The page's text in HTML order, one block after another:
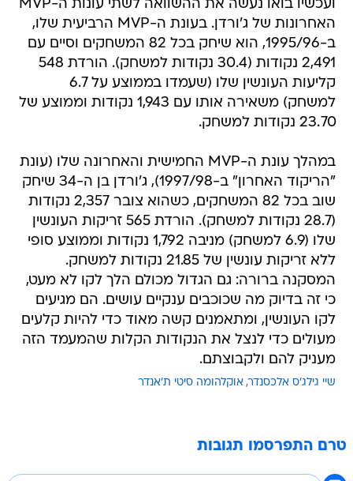
ועכשיו בואו נעשה את ההשוואה לשתי עונות ה-MVP
האחרונות של ג'ורדן. בעונת ה-MVP הרביעית שלו,
ב-1995/96, הוא שיחק בכל 82 המשחקים וסיים עם
2,491 נקודות (30.4 נקודות למשחק). הורדת 548
קליעות העונשין שלו (שעמדו בממוצע על 6.7
למשחק) משאירה אותו עם 1,943 נקודות וממוצע של
23.70 נקודות למשחק.
במהלך עונת ה-MVP החמישית והאחרונה שלו (עונת
"הריקוד האחרון" ב-1997/98), ג'ורדן בן ה-34 שיחק
שוב בכל 82 המשחקים, כשהוא צובר 2,357 נקודות
(28.7 נקודות למשחק). הורדת 565 זריקות העונשין
שלו (6.9 למשחק) מניבה 1,792 נקודות וממוצע סופי
ללא זריקות עונשין של 21.85 נקודות למשחק.
המסקנה ברורה: גם הגדול מכולם הלך לקו לא מעט,
כי זה בדיוק מה שכוכבים ענקיים עושים. הם מגיעים
לקו העונשין, ומתאמנים קשה מאוד כדי להיות קלעים
מעולים כדי לנצל את הנקודות הקלות שהמעמד הזה
מעניק להם ולקבוצתם.
שיי גילג'ס אלכסנדר אוקלהומה סיטי ת'אנדר
טרם התפרסמו תגובות